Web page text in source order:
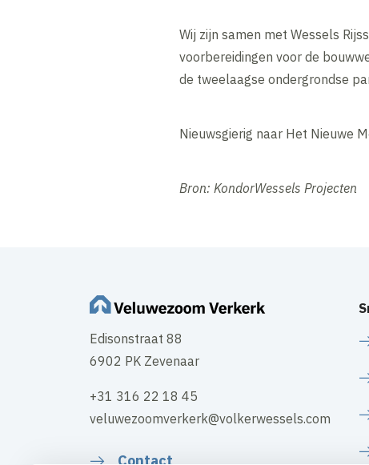
Wij zijn samen met Wessels
voorbereidingen voor de
de tweelaagse ondergrondse
Nieuwsgierig naar Het Nieuwe
Bron: KondorWessels Projecten
Edisonstraat 88
6902 PK Zevenaar
+31 316 22 18 45
veluwezoomverkerk@volkerwessels.com
Contact